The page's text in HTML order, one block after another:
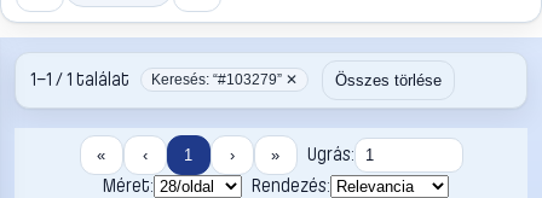
1–1 / 1 találat Keresés: “#103279” ✕ Összes törlése
« ‹ 1 › »
Ugrás:
Méret:
Rendezés: